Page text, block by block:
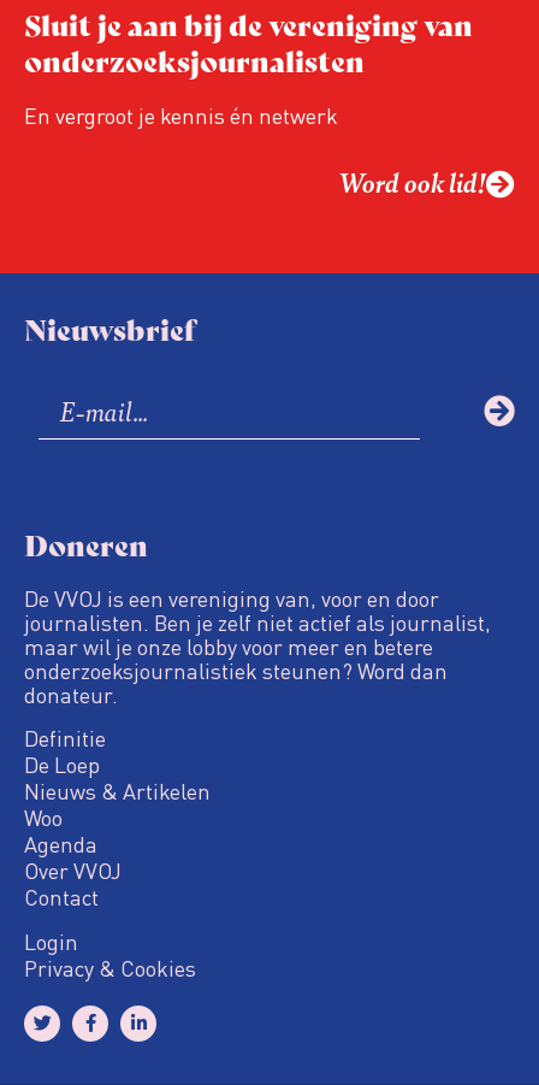
Sluit je aan bij de vereniging van
onderzoeksjournalisten
En vergroot je kennis én netwerk
Word ook lid!
Nieuwsbrief
Doneren
De VVOJ is een vereniging van, voor en door
journalisten. Ben je zelf niet actief als journalist,
maar wil je onze lobby voor meer en betere
onderzoeksjournalistiek steunen? Word dan
donateur.
Definitie
De Loep
Nieuws & Artikelen
Woo
Agenda
Over VVOJ
Contact
Login
Privacy & Cookies